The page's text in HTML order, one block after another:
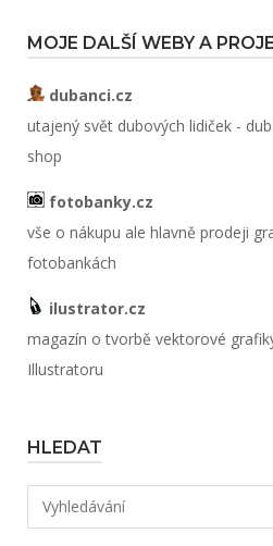
MOJE DALŠÍ WEBY A
dubanci.cz
utajený svět dubových lidiček -
shop
fotobanky.cz
vše o nákupu ale hlavně prodeji
fotobankách
ilustrator.cz
magazín o tvorbě vektorové
Illustratoru
HLEDAT
Hledat: